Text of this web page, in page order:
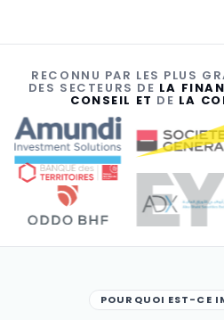
RECONNU PAR LES PLUS
DES SECTEURS DE LA
CONSEIL ET DE LA
POURQUOI EST-CE